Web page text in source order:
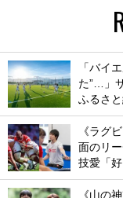
「バイ
た”…」
ふるさと
《ラグ
面のリ
技愛「
《山の